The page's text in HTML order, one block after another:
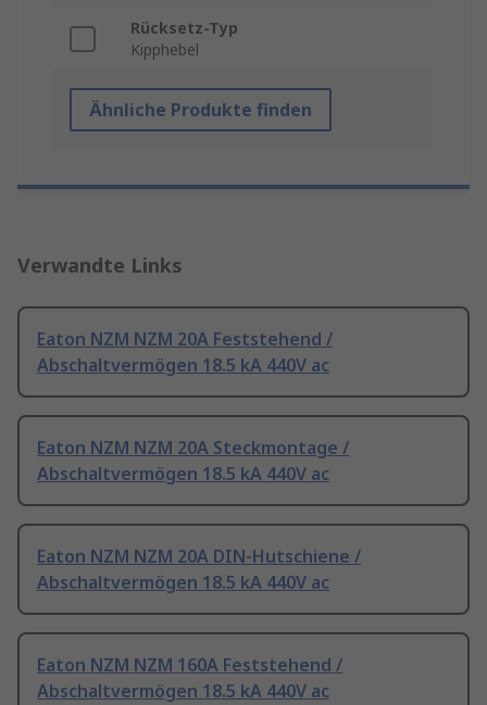
Rücksetz-Typ
Kipphebel
Ähnliche Produkte finden
Verwandte Links
Eaton NZM NZM 20A Feststehend /
Abschaltvermögen 18.5 kA 440V ac
Eaton NZM NZM 20A Steckmontage /
Abschaltvermögen 18.5 kA 440V ac
Eaton NZM NZM 20A DIN-Hutschiene /
Abschaltvermögen 18.5 kA 440V ac
Eaton NZM NZM 160A Feststehend /
Abschaltvermögen 18.5 kA 440V ac